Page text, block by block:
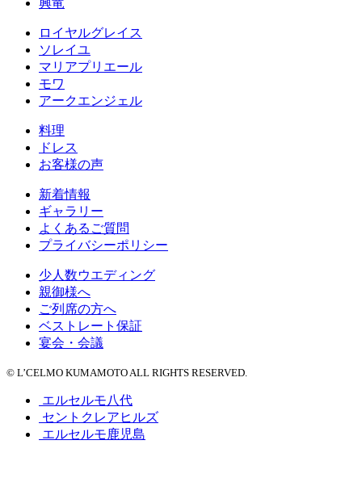
ロイヤルグレイス
ソレイユ
マリアプリエール
モワ
アークエンジェル
料理
ドレス
お客様の声
新着情報
ギャラリー
よくあるご質問
プライバシーポリシー
少人数ウエディング
親御様へ
ご列席の方へ
ベストレート保証
宴会・会議
© L’CELMO KUMAMOTO ALL RIGHTS RESERVED.
エルセルモ八代
セントクレアヒルズ
エルセルモ鹿児島